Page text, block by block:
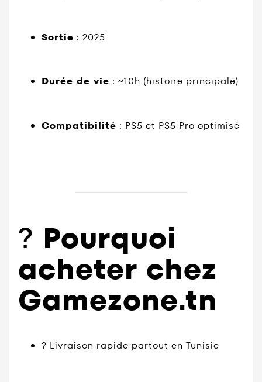
Sortie : 2025
Durée de vie : ~10h (histoire principale)
Compatibilité : PS5 et PS5 Pro optimisé
? Pourquoi
acheter chez
Gamezone.tn
? Livraison rapide partout en Tunisie